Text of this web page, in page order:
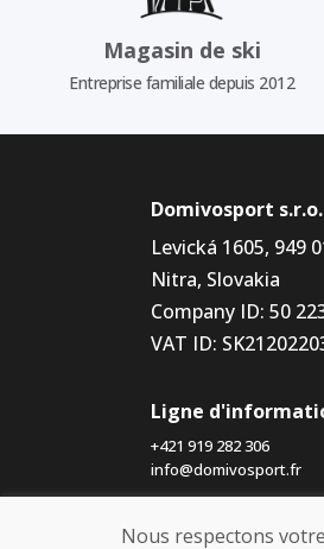
Magasin de ski
Entreprise familiale depuis 2012
Domivosport s.r.o.
Levická 1605, 949
Nitra, Slovakia
Company ID: 50
VAT ID:
Ligne
+421 919 282 306
info@domivosport.fr
Nous respectons